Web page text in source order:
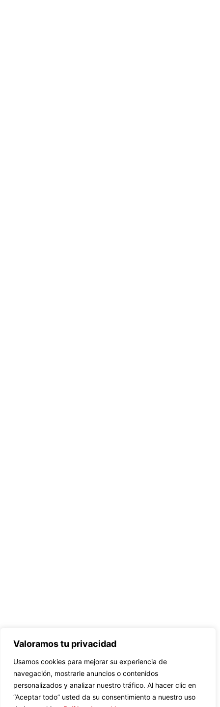
Valoramos tu privacidad
Usamos cookies para mejorar su experiencia de
navegación, mostrarle anuncios o contenidos
personalizados y analizar nuestro tráfico. Al hacer clic en
“Aceptar todo” usted da su consentimiento a nuestro uso